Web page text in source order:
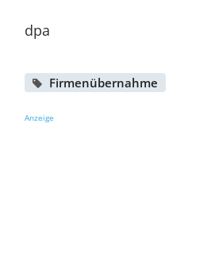
dpa
Firmenübernahme
Anzeige